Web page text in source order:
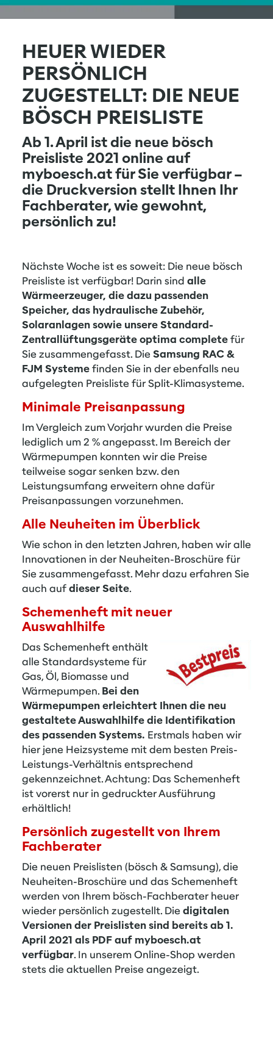
HEUER WIEDER
PERSÖNLICH
ZUGESTELLT: DIE NEUE
BÖSCH PREISLISTE
Ab 1. April ist die neue bösch
Preisliste 2021 online auf
myboesch.at für Sie verfügbar –
die Druckversion stellt Ihnen Ihr
Fachberater, wie gewohnt,
persönlich zu!
Nächste Woche ist es soweit: Die neue bösch
Preisliste ist verfügbar! Darin sind alle
Wärmeerzeuger, die dazu passenden
Speicher, das hydraulische Zubehör,
Solaranlagen sowie unsere Standard-
Zentrallüftungsgeräte optima completefür
Sie zusammengefasst. DieSamsung RAC &
FJM Systemefinden Sie in der ebenfalls neu
aufgelegten Preisliste für Split-Klimasysteme.
Minimale Preisanpassung
Im Vergleich zum Vorjahr wurden die Preise
lediglich um 2 % angepasst. Im Bereich der
Wärmepumpen konnten wir die Preise
teilweise sogar senken bzw. den
Leistungsumfang erweitern ohne dafür
Preisanpassungen vorzunehmen.
Alle Neuheiten im Überblick
Wie schon in den letzten Jahren, haben wir alle
Innovationen in der Neuheiten-Broschüre für
Sie zusammengefasst. Mehr dazu erfahren Sie
auch aufdieser Seite.
Schemenheft mit neuer
Auswahlhilfe
Das Schemenheft enthält
alle Standardsysteme für
Gas, Öl, Biomasse und
Wärmepumpen. Bei den
Wärmepumpen erleichtert Ihnen die neu
gestaltete Auswahlhilfe die Identifikation
des passenden Systems. Erstmals haben wir
hier jene Heizsysteme mit dem besten Preis-
Leistungs-Verhältnis entsprechend
gekennzeichnet. Achtung: Das Schemenheft
ist vorerst nur in gedruckter Ausführung
erhältlich!
Persönlich zugestellt von Ihrem
Fachberater
Die neuen Preislisten (bösch & Samsung), die
Neuheiten-Broschüre und das Schemenheft
werden von Ihrem bösch-Fachberater heuer
wieder persönlich zugestellt. Diedigitalen
Versionen der Preislisten sind bereits ab 1.
April 2021 als PDF auf myboesch.at
verfügbar. In unserem Online-Shop werden
stets die aktuellen Preise angezeigt.